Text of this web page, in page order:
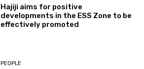
Hajiji aims for positive
developments in the ESS Zone to be
effectively promoted
PEOPLE